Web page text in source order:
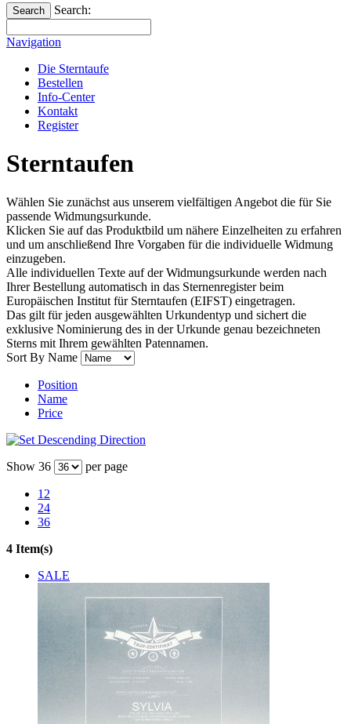
Search Search:
Navigation
Die Sterntaufe
Bestellen
Info-Center
Kontakt
Register
Sterntaufen
Wählen Sie zunächst aus unserem vielfältigen Angebot die für Sie
passende Widmungsurkunde.
Klicken Sie auf das Produktbild um nähere Einzelheiten zu erfahren
und um anschließend Ihre Vorgaben für die individuelle Widmung
einzugeben.
Alle individuellen Texte auf der Widmungsurkunde werden nach
Ihrer Bestellung automatisch in das Sternenregister beim
Europäischen Institut für Sterntaufen (EIFST) eingetragen.
Das gilt für jeden ausgewählten Urkundentyp und sichert die
exklusive Nominierung des in der Urkunde genau bezeichneten
Sterns mit Ihrem gewählten Patennamen.
Sort By Name
Position
Name
Price
Show 36 per page
12
24
36
4 Item(s)
SALE